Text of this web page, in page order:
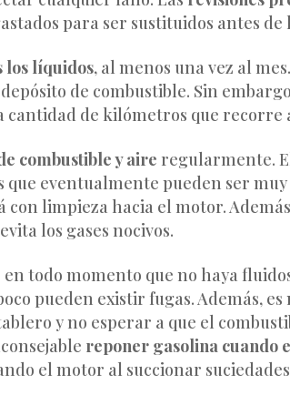
para ser sustituidos antes
los líquidos, al menos una vez al
de combustible. Sin
cantidad de kilómetros que recorre
combustible y aire regularmente.
que eventualmente pueden ser
limpieza hacia el motor.
los gases nocivos.
todo momento que no haya
pueden existir fugas. Además,
y no esperar a que el
reponer gasolina cuando
el motor al succionar